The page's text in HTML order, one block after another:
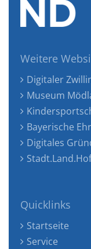
Weitere
Digitaler
Museum
Bayerische
Digitales
Quicklinks
Startseite
Service